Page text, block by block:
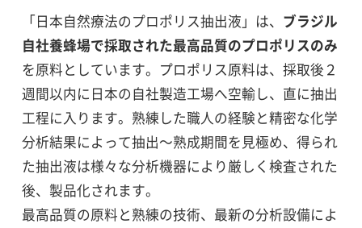
「日本自然療法のプロポリス抽出液」は、 ブラジル
自社養蜂場で採取された最高品質のプロポリスのみ
を原料としています。プロポリス原料は、採取後２
週間以内に日本の自社製造工場へ空輸し、直に抽出
工程に入ります。熟練した職人の経験と精密な化学
分析結果によって抽出～熟成期間を見極め、得られ
た抽出液は様々な分析機器により厳しく検査された
後、製品化されます。
最高品質の原料と熟練の技術、最新の分析設備によ